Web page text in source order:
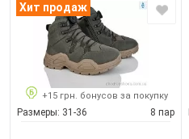
Хит продаж
+15 грн. бонусов за покупку
Размеры: 31-36 8 пар